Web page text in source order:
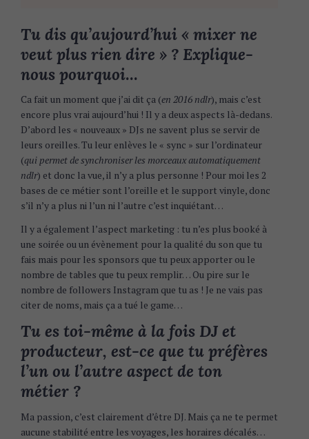
Tu dis qu’aujourd’hui « mixer ne
veut plus rien dire » ? Explique-
nous pourquoi…
Ca fait un moment que j’ai dit ça (en 2016 ndlr), mais c’est
encore plus vrai aujourd’hui ! Il y a deux aspects là-dedans.
D’abord les « nouveaux » DJs ne savent plus se servir de
leurs oreilles. Tu leur enlèves le « sync » sur l’ordinateur
(qui permet de synchroniser les morceaux automatiquement
ndlr) et donc la vue, il n’y a plus personne ! Pour moi les 2
bases de ce métier sont l’oreille et le support vinyle, donc
s’il n’y a plus ni l’un ni l’autre c’est inquiétant…
Il y a également l’aspect marketing : tu n’es plus booké à
une soirée ou un évènement pour la qualité du son que tu
fais mais pour les sponsors que tu peux apporter ou le
nombre de tables que tu peux remplir… Ou pire sur le
nombre de followers Instagram que tu as ! Je ne vais pas
citer de noms, mais ça a tué le game…
Tu es toi-même à la fois DJ et
producteur, est-ce que tu préfères
l’un ou l’autre aspect de ton
métier ?
Ma passion, c’est clairement d’être DJ. Mais ça ne te permet
aucune stabilité entre les voyages, les horaires décalés…